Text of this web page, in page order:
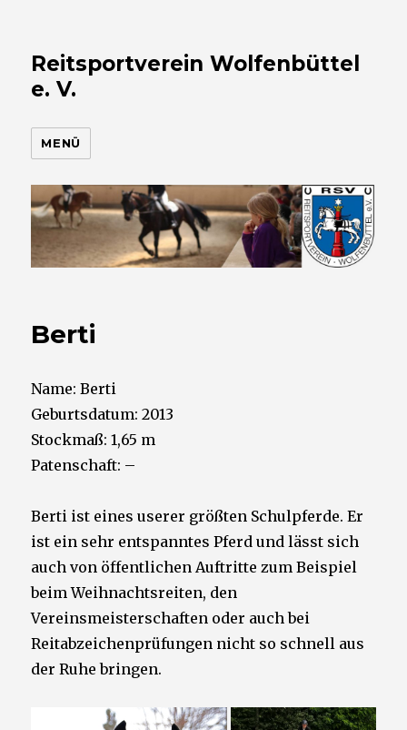
Reitsportverein Wolfenbüttel
e. V.
MENÜ
Berti
Name: Berti
Geburtsdatum: 2013
Stockmaß: 1,65 m
Patenschaft: –
Berti ist eines userer größten Schulpferde. Er
ist ein sehr entspanntes Pferd und lässt sich
auch von öffentlichen Auftritte zum Beispiel
beim Weihnachtsreiten, den
Vereinsmeisterschaften oder auch bei
Reitabzeichenprüfungen nicht so schnell aus
der Ruhe bringen.